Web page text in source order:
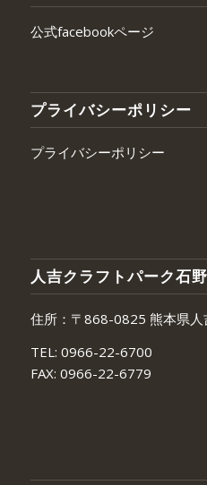
公式facebookページ
プライバシーポリシー
プライバシーポリシー
人吉クラフトパーク石
住所：〒868-0825 熊本県人
TEL: 0966-22-6700
FAX: 0966-22-6779